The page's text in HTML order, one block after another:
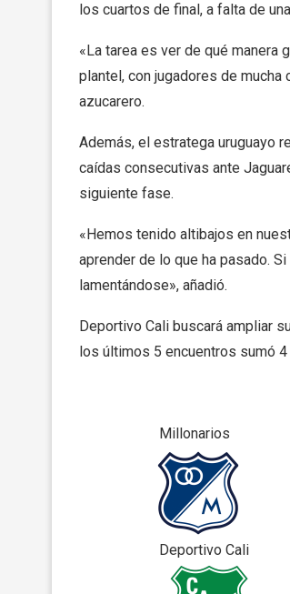
los cuartos de final, a falta de
«La tarea es ver de qué manera
plantel, con jugadores de
azucarero.
Además, el estratega uruguayo
caídas consecutivas ante
siguiente fase.
«Hemos tenido altibajos en
aprender de lo que ha pasado.
lamentándose», añadió.
Deportivo Cali buscará ampliar
los últimos 5 encuentros sumó
Millonarios
Deportivo Cali